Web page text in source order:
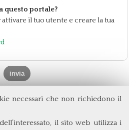
necessari che non richiedono il
il sito web utilizza i
questo portale?
il tuo utente e creare la tua
di Roma Tor Vergata